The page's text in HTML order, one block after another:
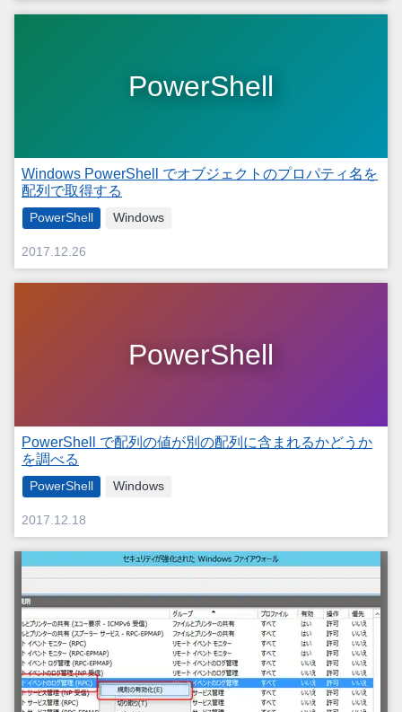
PowerShell
Windows PowerShell でオブジェクトのプロパティ名を
配列で取得する
PowerShell Windows
2017.12.26
PowerShell
PowerShell で配列の値が別の配列に含まれるかどうか
を調べる
PowerShell Windows
2017.12.18